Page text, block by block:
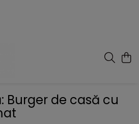
Burger de casă cu